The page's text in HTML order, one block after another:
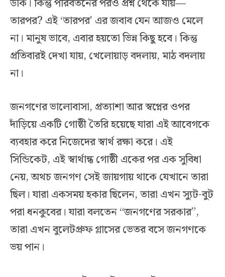
ডাক। কিন্তু পরিবর্তনের পরও প্রশ্ন থেকে যায়—
তারপর? এই ‘তারপর’ এর জবাব যেন আজও মেলে
না। মানুষ ভাবে, এবার হয়তো ভিন্ন কিছু হবে। কিন্তু
প্রতিবারই দেখা যায়, খেলোয়াড় বদলায়, মাঠ বদলায়
না।
জনগণের ভালোবাসা, প্রত্যাশা আর স্বপ্নের ওপর
দাঁড়িয়ে একটি গোষ্ঠী তৈরি হয়েছে যারা এই আবেগকে
ব্যবহার করে নিজেদের স্বার্থ রক্ষা করে। এই
সিন্ডিকেট, এই স্বার্থান্ধ গোষ্ঠী একের পর এক সুবিধা
নেয়, অথচ জনগণ সেই জায়গায় থাকে যেখানে তারা
ছিল। যারা একসময় হকার ছিলেন, তারা এখন স্যুট-বুট
পরা ধনকুবের। যারা বলতেন “জনগণের সরকার”,
তারা এখন বুলেটপ্রুফ গ্লাসের ভেতর বসে জনগণকে
ভয় পান।